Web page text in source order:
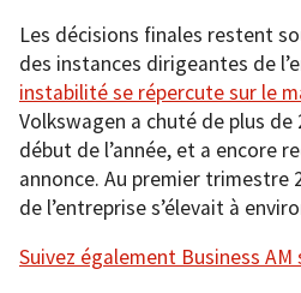
Les décisions finales restent
des instances dirigeantes de
instabilité se répercute sur le
Volkswagen a chuté de plus
début de l’année, et a encore
annonce. Au premier trimestre
de l’entreprise s’élevait à
Suivez également Business